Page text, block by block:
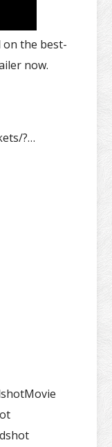
on the best-
now.
?…